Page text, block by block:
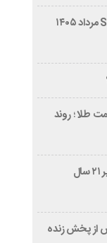
شرایط فروش سایپا کوییک S مرداد ۱۴۰۵
طلا ؛ روند
محسن مسلمان مربی تیم زیر ۲۱ سال
از پخش زنده